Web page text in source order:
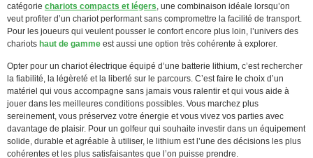
catégorie chariots compacts et légers, une combinaison idéale lorsqu’on
veut profiter d’un chariot performant sans compromettre la facilité de transport.
Pour les joueurs qui veulent pousser le confort encore plus loin, l’univers des
chariots haut de gamme est aussi une option très cohérente à explorer.
Opter pour un chariot électrique équipé d’une batterie lithium, c’est rechercher
la fiabilité, la légèreté et la liberté sur le parcours. C’est faire le choix d’un
matériel qui vous accompagne sans jamais vous ralentir et qui vous aide à
jouer dans les meilleures conditions possibles. Vous marchez plus
sereinement, vous préservez votre énergie et vous vivez vos parties avec
davantage de plaisir. Pour un golfeur qui souhaite investir dans un équipement
solide, durable et agréable à utiliser, le lithium est l’une des décisions les plus
cohérentes et les plus satisfaisantes que l’on puisse prendre.